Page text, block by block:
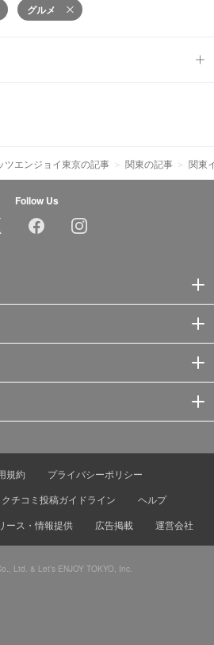
グルメ
ツエンジョイ東京の記事 関東の記事 関東
Follow Us
規約
プライバシーポリシー
クチコミ投稿ガイドライン
ヘルプ
ース・情報提供 広告掲載 運営会社
Ltd. & Let’s ENJOY TOKYO, Inc.